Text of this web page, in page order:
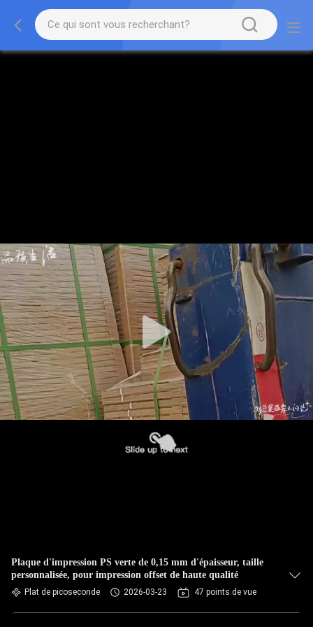
Plaque d'impression PS verte de 0,15 mm d'épaisseur, taille
personnalisée, pour impression offset de haute qualité
Plat de picoseconde 2026-03-23 47 points de vue